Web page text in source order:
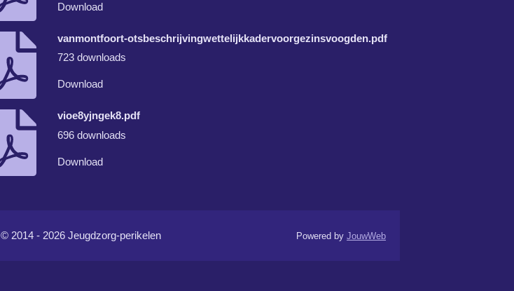
Download
vanmontfoort-otsbeschrijvingwettelijkkadervoorgezinsvoogden.pdf
723 downloads
Download
vioe8yjngek8.pdf
696 downloads
Download
© 2014 - 2026 Jeugdzorg-perikelen Powered byJouwWeb